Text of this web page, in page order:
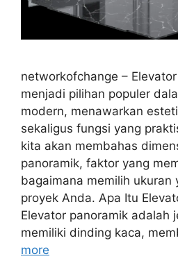
networkofchange –
menjadi pilihan populer
modern, menawarkan
sekaligus fungsi yang
kita akan membahas
panoramik, faktor yang
bagaimana memilih ukuran
proyek Anda. Apa Itu
Elevator panoramik adalah
memiliki dinding kaca,
more